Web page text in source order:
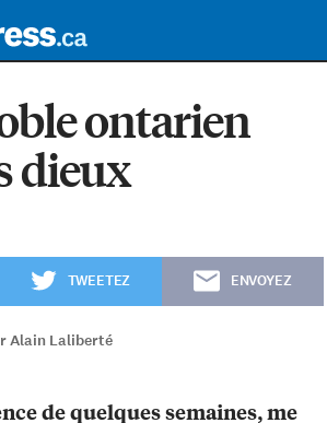
ontarien
dieux
TWEETEZ ENVOYEZ
Alain Laliberté
de quelques semaines, me